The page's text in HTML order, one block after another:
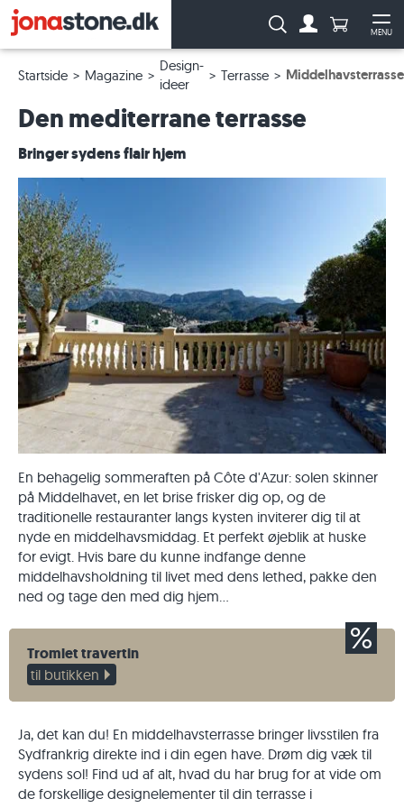
MENU
Søg: Antal
Startside Magazine
Design-
ideer
Terrasse Middelhavsterrasse
Den mediterrane terrasse
Bringer sydens flair hjem
En behagelig sommeraften på Côte d'Azur: solen skinner
på Middelhavet, en let brise frisker dig op, og de
traditionelle restauranter langs kysten inviterer dig til at
nyde en middelhavsmiddag. Et perfekt øjeblik at huske
for evigt. Hvis bare du kunne indfange denne
middelhavsholdning til livet med dens lethed, pakke den
ned og tage den med dig hjem...
Tromlet travertin
til butikken
Ja, det kan du! En middelhavsterrasse bringer livsstilen fra
Sydfrankrig direkte ind i din egen have. Drøm dig væk til
sydens sol! Find ud af alt, hvad du har brug for at vide om
de forskellige designelementer til din terrasse i